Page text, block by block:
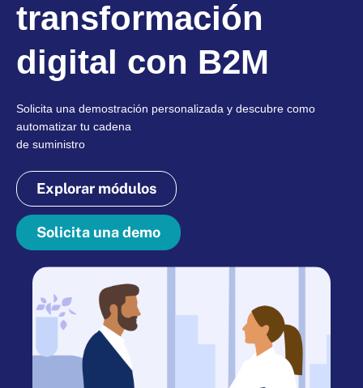
transformación
digital con B2M
Solicita una demostración personalizada y descubre como
automatizar tu cadena
de suministro
Explorar módulos
Solicita una demo